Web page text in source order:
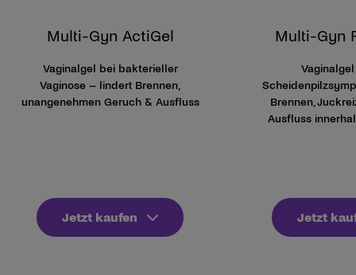
Multi-Gyn ActiGel
Vaginalgel bei bakterieller
Vaginose – lindert Brennen,
unangenehmen Geruch & Ausfluss
Jetzt kaufen
Multi-Gyn
Brennen,
Ausfluss
Jetzt